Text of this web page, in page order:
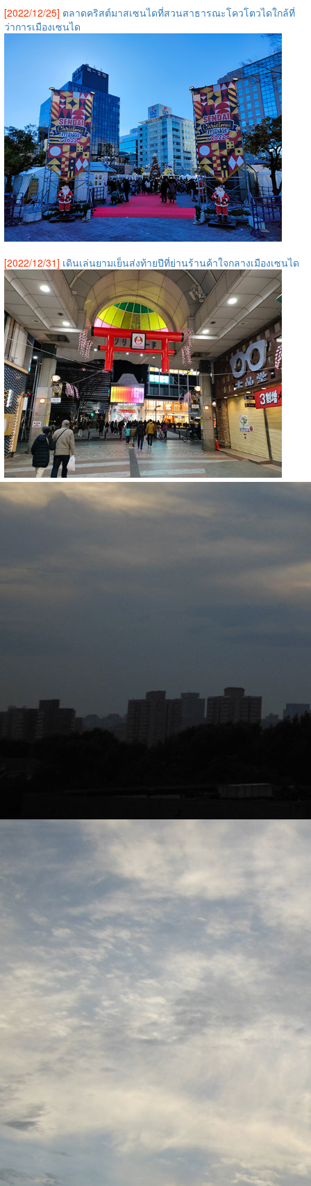
[2022/12/25] ตลาดคริสต์มาสเซนไดที่สวนสาธารณะโควโตวไดใกล้ที่
ว่าการเมืองเซนได
[2022/12/31] เดินเล่นยามเย็นส่งท้ายปีที่ย่านร้านค้าใจกลางเมืองเซนได